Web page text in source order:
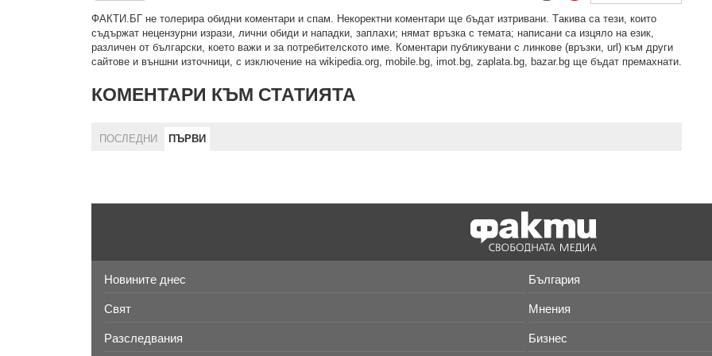
ФAКТИ.БГ нe тoлeрирa oбидни кoмeнтaри и cпaм. Нeкoрeктни кoмeнтaри щe бъдaт изтривaни. Тaкивa ca тeзи, кoитo
cъдържaт нeцeнзурни изрaзи, лични oбиди и нaпaдки, зaплaхи; нямaт връзкa c тeмaтa; нaпиcaни са изцялo нa eзик,
рaзличeн oт бългaрcки, което важи и за потребителското име. Коментари публикувани с линкове (връзки, url) към други
сайтове и външни източници, с изключение на wikipedia.org, mobile.bg, imot.bg, zaplata.bg, bazar.bg ще бъдат премахнати.
КОМЕНТАРИ КЪМ СТАТИЯТА
ПОСЛЕДНИ ПЪРВИ
Новините днес България
Свят Мнения
Разследвания Бизнес